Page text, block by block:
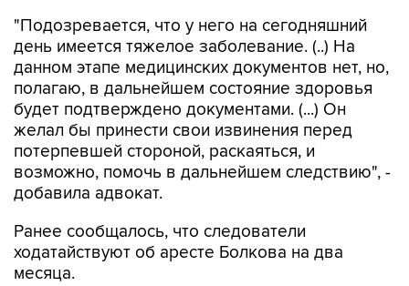
"Подозревается, что у него на сегодняшний
день имеется тяжелое заболевание. (..) На
данном этапе медицинских документов нет, но,
полагаю, в дальнейшем состояние здоровья
будет подтверждено документами. (...) Он
желал бы принести свои извинения перед
потерпевшей стороной, раскаяться, и
возможно, помочь в дальнейшем следствию", -
добавила адвокат.
Ранее сообщалось, что следователи
ходатайствуют об аресте Болкова на два
месяца.